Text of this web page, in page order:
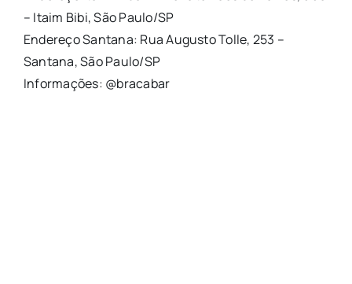
– Itaim Bibi, São Paulo/SP
Endereço Santana: Rua Augusto Tolle, 253 –
Santana, São Paulo/SP
Informações: @bracabar